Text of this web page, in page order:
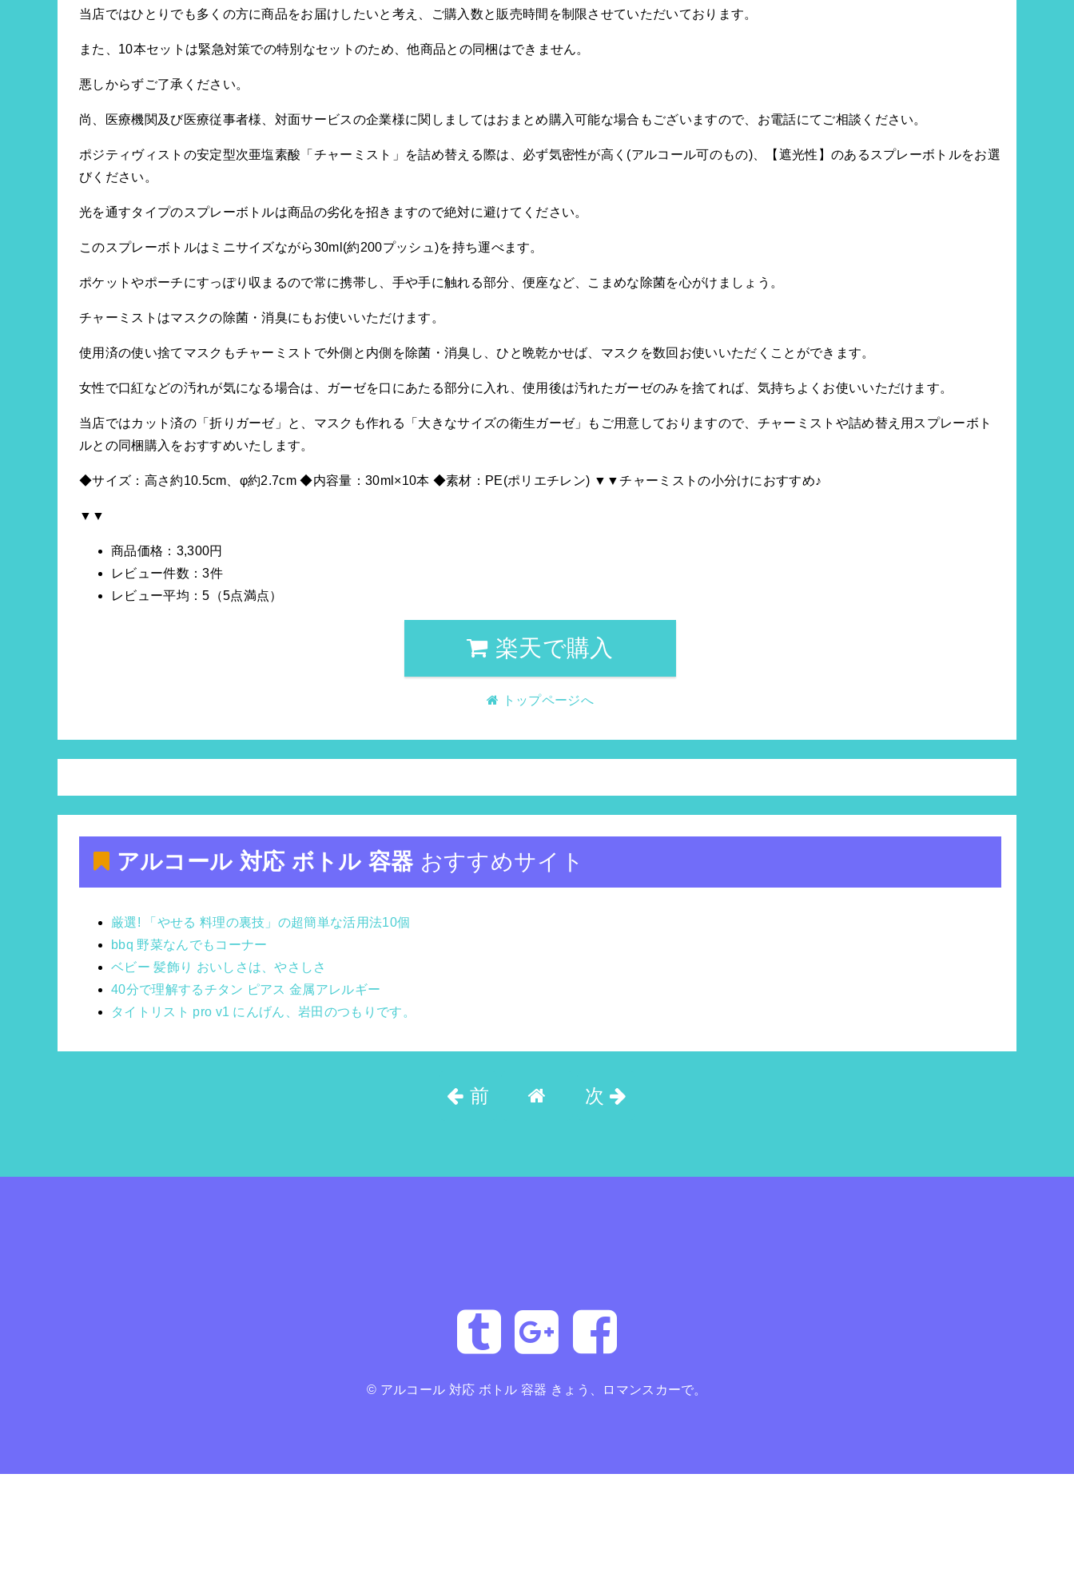
当店ではひとりでも多くの方に商品をお届けしたいと考え、ご購入数と販売時間を制限させていただいております。
また、10本セットは緊急対策での特別なセットのため、他商品との同梱はできません。
悪しからずご了承ください。
尚、医療機関及び医療従事者様、対面サービスの企業様に関しましてはおまとめ購入可能な場合もございますので、お電話にてご相談ください。
ポジティヴィストの安定型次亜塩素酸「チャーミスト」を詰め替える際は、必ず気密性が高く(アルコール可のもの)、【遮光性】のあるスプレーボトルをお選
びください。
光を通すタイプのスプレーボトルは商品の劣化を招きますので絶対に避けてください。
このスプレーボトルはミニサイズながら30ml(約200プッシュ)を持ち運べます。
ポケットやポーチにすっぽり収まるので常に携帯し、手や手に触れる部分、便座など、こまめな除菌を心がけましょう。
チャーミストはマスクの除菌・消臭にもお使いいただけます。
使用済の使い捨てマスクもチャーミストで外側と内側を除菌・消臭し、ひと晩乾かせば、マスクを数回お使いいただくことができます。
女性で口紅などの汚れが気になる場合は、ガーゼを口にあたる部分に入れ、使用後は汚れたガーゼのみを捨てれば、気持ちよくお使いいただけます。
当店ではカット済の「折りガーゼ」と、マスクも作れる「大きなサイズの衛生ガーゼ」もご用意しておりますので、チャーミストや詰め替え用スプレーボト
ルとの同梱購入をおすすめいたします。
◆サイズ：高さ約10.5cm、φ約2.7cm ◆内容量：30ml×10本 ◆素材：PE(ポリエチレン) ▼▼チャーミストの小分けにおすすめ♪
▼▼
商品価格：3,300円
レビュー件数：3件
レビュー平均：5（5点満点）
楽天で購入
トップページへ
アルコール 対応 ボトル 容器 おすすめサイト
厳選! 「やせる 料理の裏技」の超簡単な活用法10個
bbq 野菜なんでもコーナー
ベビー 髪飾り おいしさは、やさしさ
40分で理解するチタン ピアス 金属アレルギー
タイトリスト pro v1 にんげん、岩田のつもりです。
前 次
© アルコール 対応 ボトル 容器 きょう、ロマンスカーで。